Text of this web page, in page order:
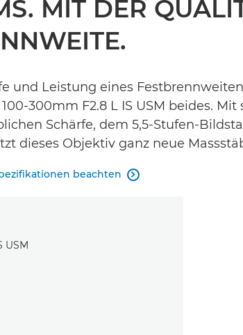
MIT DER
und Leistung eines
300mm F2.8 L IS USM beides.
Schärfe, dem 5,5-Stufen-
dieses Objektiv ganz neue
beachten 